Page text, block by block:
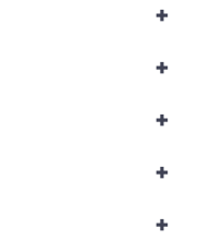
+
+
+
+
+